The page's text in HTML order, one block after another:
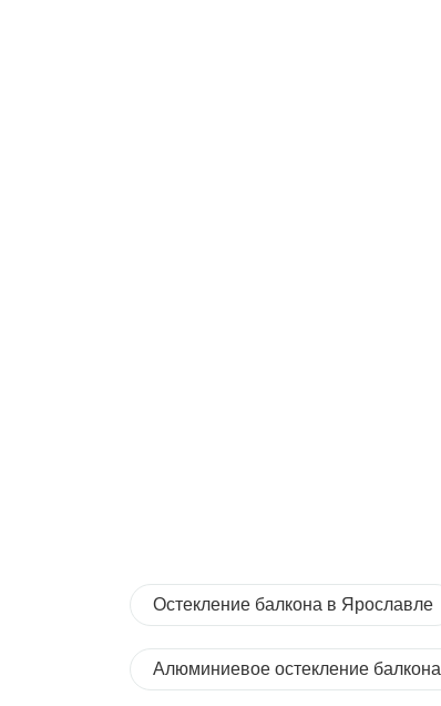
Остекление балкона в Ярославле
Алюминиевое остекление балкона